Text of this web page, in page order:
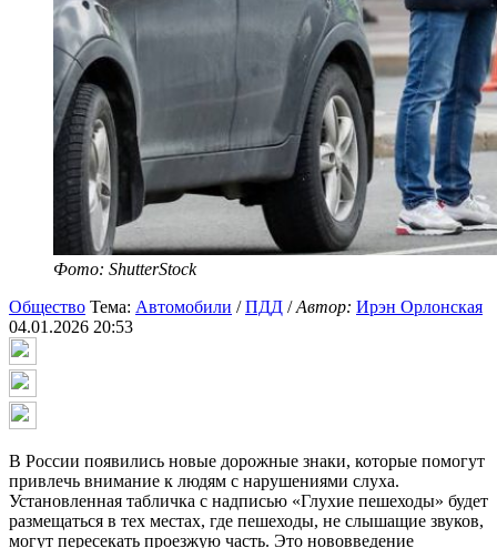
Фото: ShutterStock
Общество Тема: Автомобили /ПДД /Автор: Ирэн Орлонская
04.01.2026 20:53
В России появились новые дорожные знаки, которые помогут
привлечь внимание к людям с нарушениями слуха.
Установленная табличка с надписью «Глухие пешеходы» будет
размещаться в тех местах, где пешеходы, не слышащие звуков,
могут пересекать проезжую часть. Это нововведение